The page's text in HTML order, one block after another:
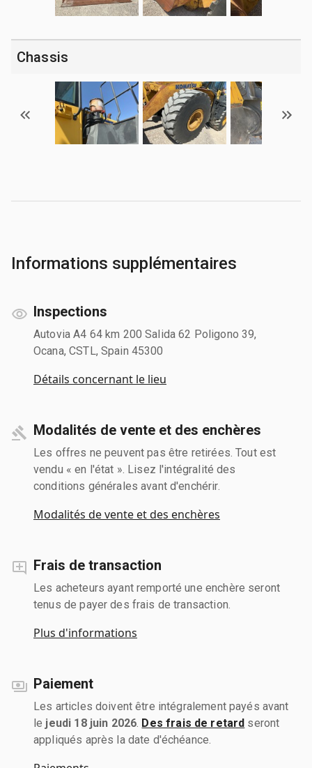
Chassis
Informations supplémentaires
Inspections
Autovia A4 64 km 200 Salida 62 Poligono 39,
Ocana, CSTL, Spain 45300
Détails concernant le lieu
Modalités de vente et des enchères
Les offres ne peuvent pas être retirées. Tout est
vendu « en l'état ». Lisez l'intégralité des
conditions générales avant d'enchérir.
Modalités de vente et des enchères
Frais de transaction
Les acheteurs ayant remporté une enchère seront
tenus de payer des frais de transaction.
Plus d'informations
Paiement
Les articles doivent être intégralement payés avant
le jeudi 18 juin 2026 Des frais de retard seront
appliqués après la date d'échéance.